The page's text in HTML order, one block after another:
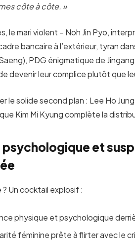
côte à côte. »
le mari violent – Noh Jin Pyo,
bancaire à l’extérieur, tyran
PDG énigmatique de
devenir leur complice plutôt que
le solide second plan : Lee Ho
Kim Mi Kyung complète la
et
Un cocktail explosif :
physique et psychologique
féminine prête à flirter avec le